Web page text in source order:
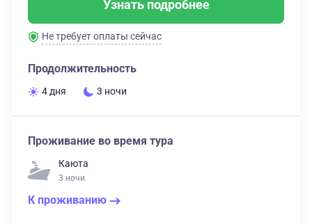
Узнать подробнее
Не требует оплаты сейчас
Продолжительность
4 дня 3 ночи
Проживание во время тура
Каюта
3 ночи
К проживанию